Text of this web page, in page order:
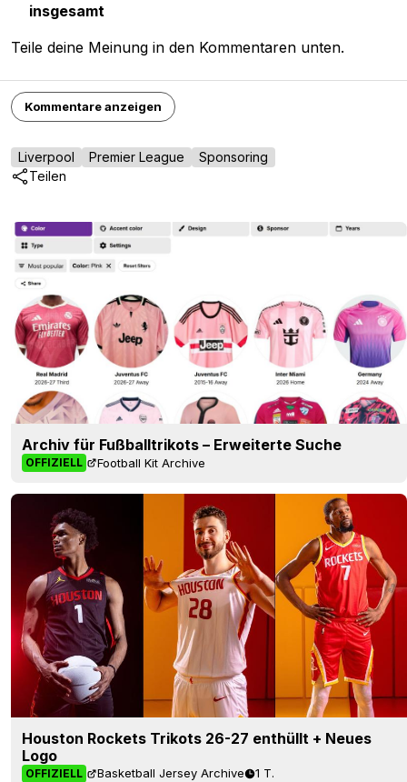
insgesamt
Teile deine Meinung in den Kommentaren unten.
Kommentare anzeigen
Liverpool Premier League
Sponsoring
Teilen
Archiv für Fußballtrikots – Erweiterte Suche
OFFIZIELL Football Kit Archive
Houston Rockets Trikots 26-27 enthüllt + Neues
Logo
OFFIZIELL Basketball Jersey Archive 1 T.